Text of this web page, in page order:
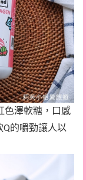
色澤軟糖，口感
Q的嚼勁讓人以